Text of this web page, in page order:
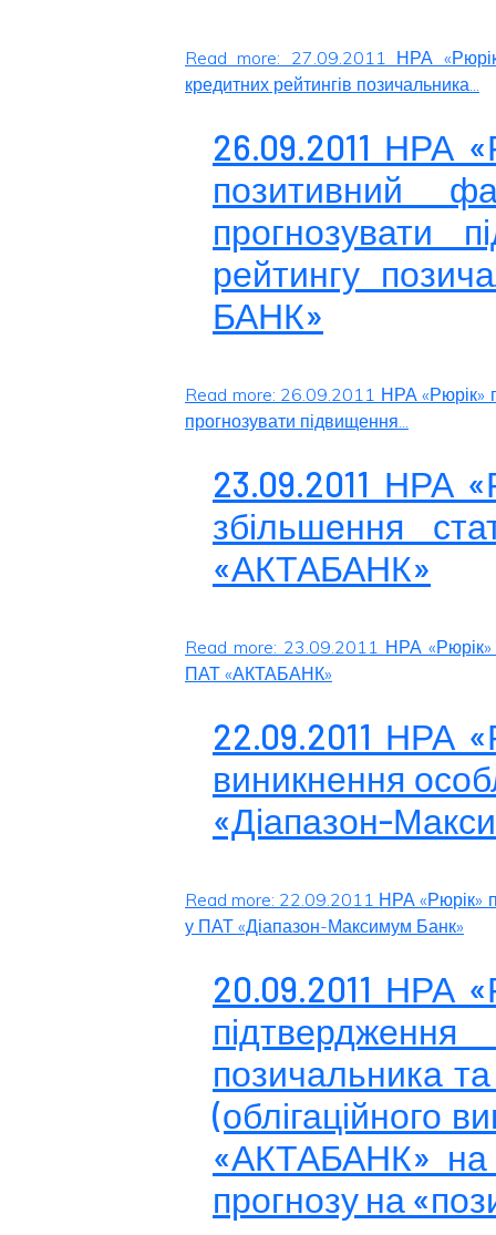
Read more: 27.09.2011 НРА
кредитних рейтингів позичальника...
26.09.2011 НРА
позитивний
прогнозувати
рейтингу
БАНК»
Read more: 26.09.2011 НРА «Рюрік»
прогнозувати підвищення...
23.09.2011 НРА
збільшення
«АКТАБАНК»
Read more: 23.09.2011 НРА «Рюрік»
ПАТ «АКТАБАНК»
22.09.2011 НРА
виникнення
«Діапазон-
Read more: 22.09.2011 НРА «Рюрік»
у ПАТ «Діапазон-Максимум Банк»
20.09.2011 НРА
підтвердження
позичальника
(облігаційного
«АКТАБАНК» на
прогнозу на